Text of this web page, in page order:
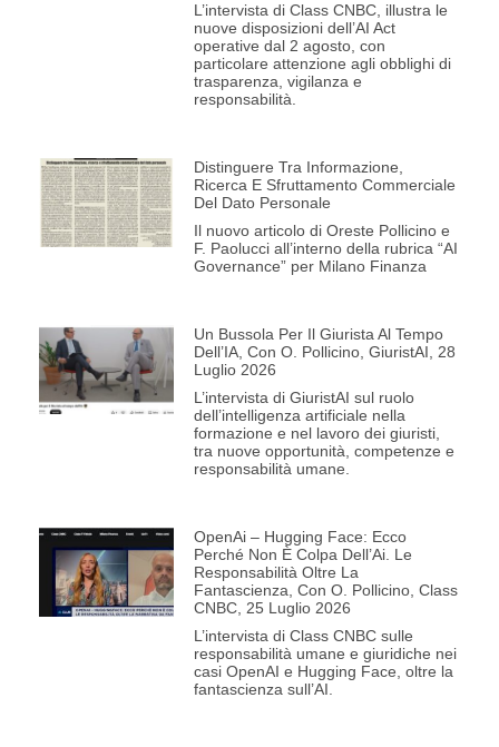
L’intervista di Class CNBC, illustra le
nuove disposizioni dell’AI Act
operative dal 2 agosto, con
particolare attenzione agli obblighi di
trasparenza, vigilanza e
responsabilità.
Distinguere Tra Informazione,
Ricerca E Sfruttamento Commerciale
Del Dato Personale
Il nuovo articolo di Oreste Pollicino e
F. Paolucci all’interno della rubrica “AI
Governance” per Milano Finanza
Un Bussola Per Il Giurista Al Tempo
Dell’IA, Con O. Pollicino, GiuristAI, 28
Luglio 2026
L’intervista di GiuristAI sul ruolo
dell’intelligenza artificiale nella
formazione e nel lavoro dei giuristi,
tra nuove opportunità, competenze e
responsabilità umane.
OpenAi – Hugging Face: Ecco
Perché Non È Colpa Dell’Ai. Le
Responsabilità Oltre La
Fantascienza, Con O. Pollicino, Class
CNBC, 25 Luglio 2026
L’intervista di Class CNBC sulle
responsabilità umane e giuridiche nei
casi OpenAI e Hugging Face, oltre la
fantascienza sull’AI.